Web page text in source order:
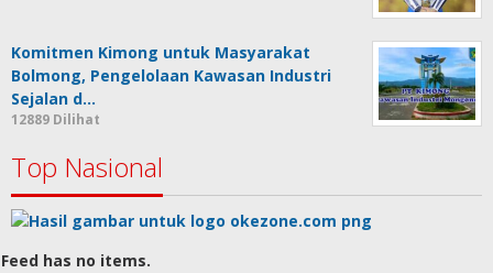
Komitmen Kimong untuk Masyarakat
Bolmong, Pengelolaan Kawasan Industri
Sejalan d…
12889 Dilihat
Top Nasional
Feed has no items.